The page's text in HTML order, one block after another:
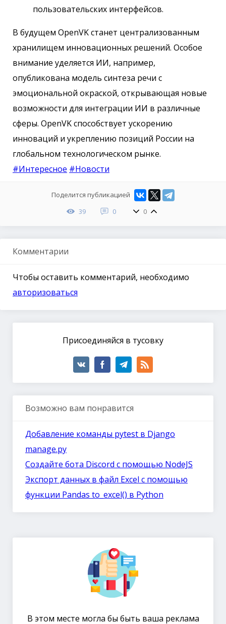
пользовательских интерфейсов.
В будущем OpenVK станет централизованным
хранилищем инновационных решений. Особое
внимание уделяется ИИ, например,
опубликована модель синтеза речи с
эмоциональной окраской, открывающая новые
возможности для интеграции ИИ в различные
сферы. OpenVK способствует ускорению
инноваций и укреплению позиций России на
глобальном технологическом рынке.
#Интересное #Новости
Поделится публикацией
39
0 0
Комментарии
Чтобы оставить комментарий, необходимо
авторизоваться
Присоединяйся в тусовку
Возможно вам понравится
Добавление команды pytest в Django
manage.py
Создайте бота Discord с помощью NodeJS
Экспорт данных в файл Excel с помощью
функции Pandas to_excel() в Python
В этом месте могла бы быть ваша реклама